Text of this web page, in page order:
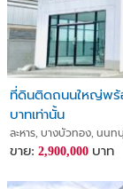
ที่ดินติดถนนใหญ่พร้อ
บาทเท่านั้น
ละหาร, บางบัวทอง, นนท
ขาย: 2,900,000 บาท